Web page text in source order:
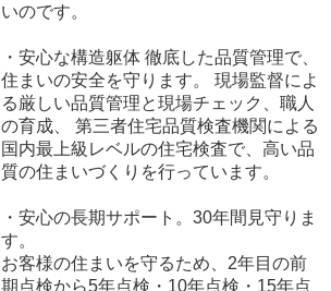
いのです。
・安心な構造躯体 徹底した品質管理で、
住まいの安全を守ります。 現場監督によ
る厳しい品質管理と現場チェック、職人
の育成、 第三者住宅品質検査機関による
国内最上級レベルの住宅検査で、高い品
質の住まいづくりを行っています。
・安心の長期サポート。30年間見守りま
す。
お客様の住まいを守るため、2年目の前
期点検から5年点検・10年点検・15年点